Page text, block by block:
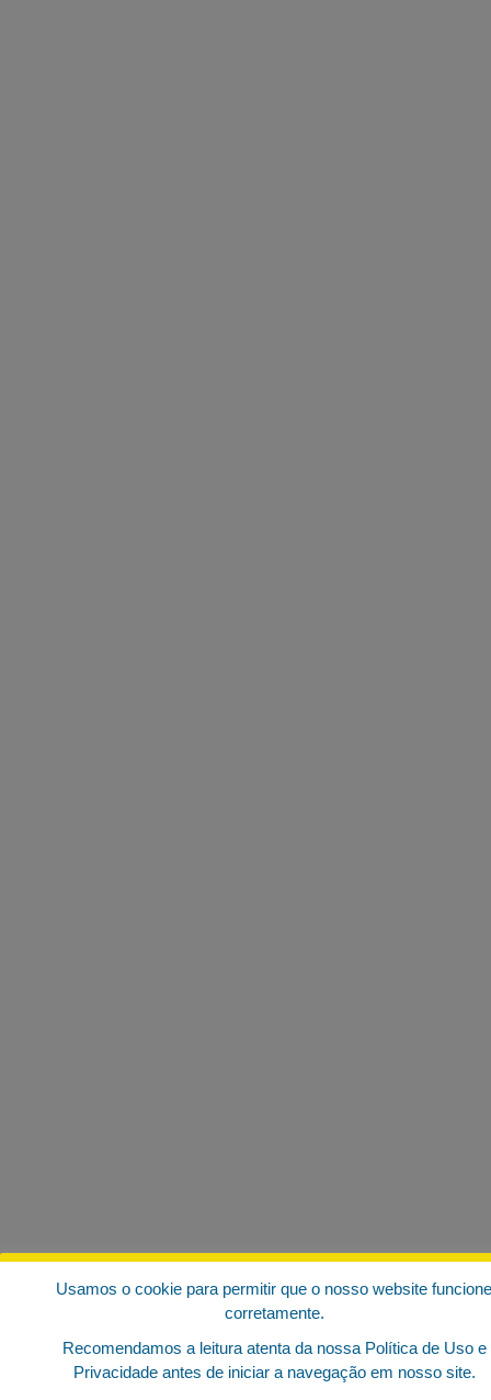
Usamos o cookie para permitir que o nosso website funcione
corretamente.
Recomendamos a leitura atenta da nossa Política de Uso e
Privacidade antes de iniciar a navegação em nosso site.